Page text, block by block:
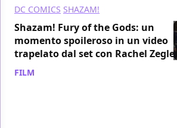
DC COMICS SHAZAM!
Shazam! Fury of the Gods: un
momento spoileroso in un video
trapelato dal set con Rachel Zegler
FILM